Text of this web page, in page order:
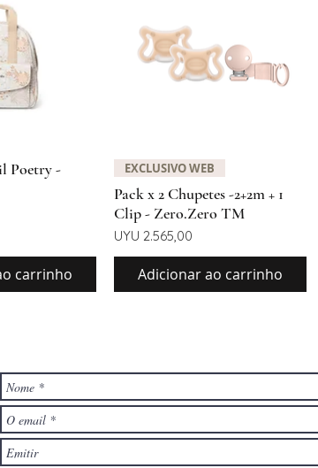
rápida
Poetry -
carrinho
Visualização rápida
EXCLUSIVO WEB
Pack x 2 Chupetes -2+2m + 1
Clip - Zero.Zero TM
Preço
UYU 2.565,00
Adicionar ao carrinho